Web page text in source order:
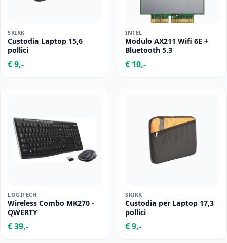
SKIKK
Custodia Laptop 15,6
pollici
€ 9,-
INTEL
Modulo AX211 Wifi 6E +
Bluetooth 5.3
€ 10,-
LOGITECH
Wireless Combo MK270 -
QWERTY
€ 39,-
SKIKK
Custodia per Laptop 17,3
pollici
€ 9,-